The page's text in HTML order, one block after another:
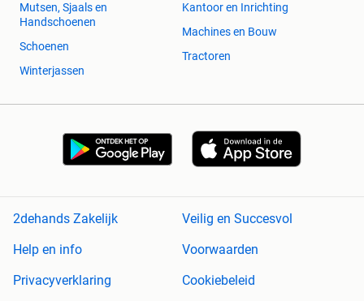
Mutsen, Sjaals en
Handschoenen
Schoenen
Winterjassen
Kantoor en Inrichting
Machines en Bouw
Tractoren
2dehands Zakelijk
Veilig en Succesvol
Help en info
Voorwaarden
Privacyverklaring
Cookiebeleid